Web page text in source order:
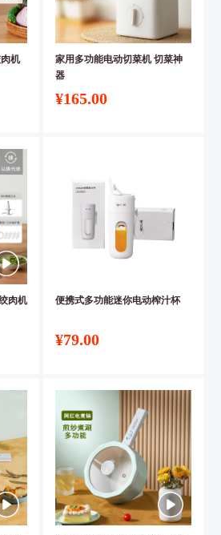
机
家用多功能电动切菜机 切菜神
器
¥165.00
肉机 便携式多功能迷你电动榨汁杯
¥79.00